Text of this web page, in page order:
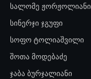
სალომე ჟორჟოლიანი
სინერჯი ჯგუფი
სოფო ტოლიაშვილი
შოთა მოდებაძე
ჯაბა ბურჯალიანი